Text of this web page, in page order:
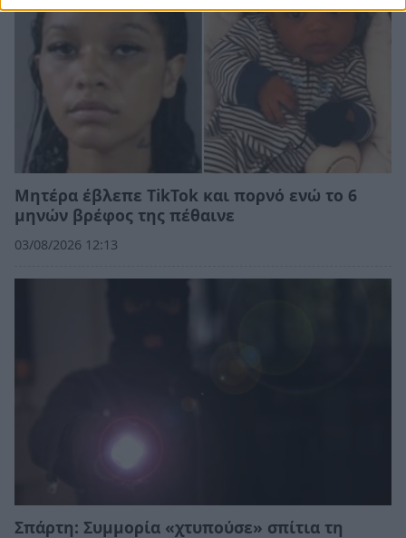
Μητέρα έβλεπε TikTok και πορνό ενώ το 6
μηνών βρέφος της πέθαινε
03/08/2026 12:13
Σπάρτη: Συμμορία «χτυπούσε» σπίτια τη